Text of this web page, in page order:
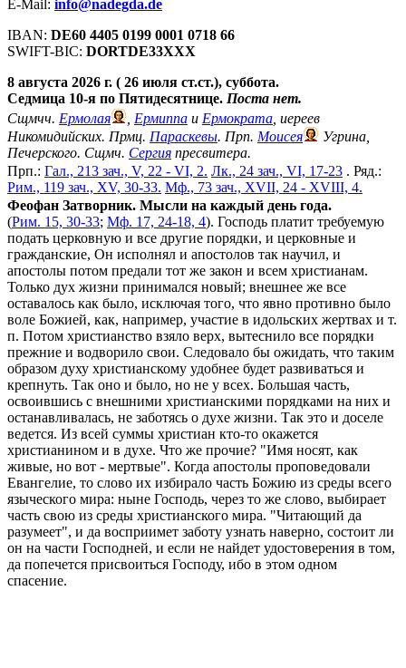
E-Mail: info@nadegda.de
IBAN: DE60 4405 0199 0001 0718 66
SWIFT-BIC: DORTDE33XXX
8 августа 2026 г. ( 26 июля ст.ст.), суббота.
Седмица 10-я по Пятидесятнице. Поста нет.
Сщмчч. Ермолая Ермиппа и Ермократа , иереев
Никомидийских. Прмц. Параскевы. Прп. Моисея
Угрина,
Печерского. Сщмч. Сергия пресвитера.
Прп.: Гал., 213 зач., V, 22 - VI, 2. Лк., 24 зач., VI, 17-23 . Ряд.:
Рим., 119 зач., XV, 30-33. Мф., 73 зач., XVII, 24 - XVIII, 4.
Феофан Затворник. Мысли на каждый день года.
(Рим. 15, 30-33; Мф. 17, 24-18, 4). Господь платит требуемую
подать церковную и все другие порядки, и церковные и
гражданские, Он исполнял и апостолов так научил, и
апостолы потом предали тот же закон и всем христианам.
Только дух жизни принимался новый; внешнее же все
оставалось как было, исключая того, что явно противно было
воле Божией, как, например, участие в идольских жертвах и т.
п. Потом христианство взяло верх, вытеснило все порядки
прежние и водворило свои. Следовало бы ожидать, что таким
образом духу христианскому удобнее будет развиваться и
крепнуть. Так оно и было, но не у всех. Большая часть,
освоившись с внешними христианскими порядками на них и
останавливалась, не заботясь о духе жизни. Так это и доселе
ведется. Из всей суммы христиан кто-то окажется
христианином и в духе. Что же прочие? "Имя носят, как
живые, но вот - мертвые". Когда апостолы проповедовали
Евангелие, то слово их избирало часть Божию из среды всего
языческого мира: ныне Господь, через то же слово, выбирает
часть свою из среды христианского мира. "Читающий да
разумеет", и да восприимет заботу узнать наверно, состоит ли
он на части Господней, и если не найдет удостоверения в том,
да попечется присвоиться Господу, ибо в этом одном
спасение.